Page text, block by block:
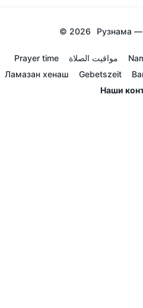
© 2026 Рузнама
Prayer time مواقيت الصلاة
Ламазан хенаш
Gebetszeit
Наши